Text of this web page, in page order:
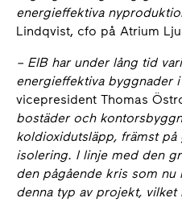
energieffektiva
Lindqvist, cfo på Atrium
– EIB har under lång tid
energieffektiva byggnader
vicepresident Thomas
bostäder och
koldioxidutsläpp, främst
isolering. I linje med den
den pågående kris som nu
denna typ av projekt,